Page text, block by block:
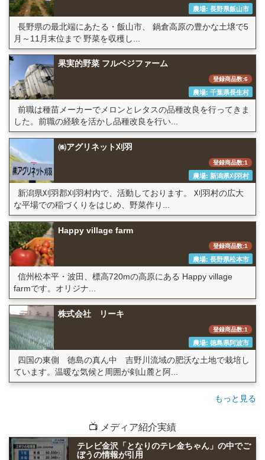
農場: 長野県飯山市
長野県の最北端にあたる・飯山市、 鍋倉高原の豊かな土壌で5
月～11月末位まで 野菜を収穫し...
果実的野菜 フルベジファーム
登録商品数:6
農場: 千葉県長生村
前職は種苗メーカーでメロンとレタスの品種改良を行ってきま
した。前職の経験を活かし品種改良を行い...
㈱アグリネット刈羽
登録商品数:1
農場: 新潟県刈羽村
新潟県刈羽郡刈羽村内で、活動しております。 刈羽村の広大
な平場での稲づくりをはじめ、野菜作り...
Happy village farm
登録商品数:1
農場: 長野県松本市
信州松本平・波田、標高720mの高原にある Happy village
farmです。オリジナ...
株式会社 リーキ
登録商品数:1
農場: 徳島県阿波市
四国の東側 徳島の真ん中 吉野川流域の肥沃な土地で栽培し
ています。温暖な気候と周囲が剣山麓と阿...
もっと見る
📺 メディア紹介実績
テレビ金沢「となりのテレ金ちゃん」の中でご
ぼうの情報が引用